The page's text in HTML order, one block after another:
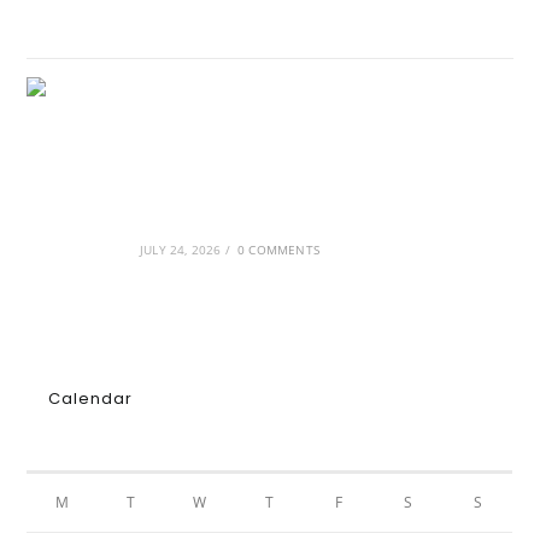
JULY 24, 2026 / 0 COMMENTS
Calendar
M T W T F S S